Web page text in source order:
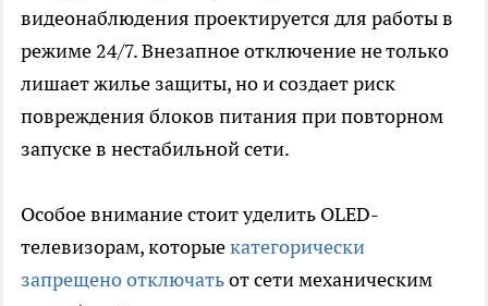
видеонаблюдения проектируется для работы в
режиме 24/7. Внезапное отключение не только
лишает жилье защиты, но и создает риск
повреждения блоков питания при повторном
запуске в нестабильной сети.
Особое внимание стоит уделить OLED-
телевизорам, которыекатегорически
запрещено отключатьот сети механическим